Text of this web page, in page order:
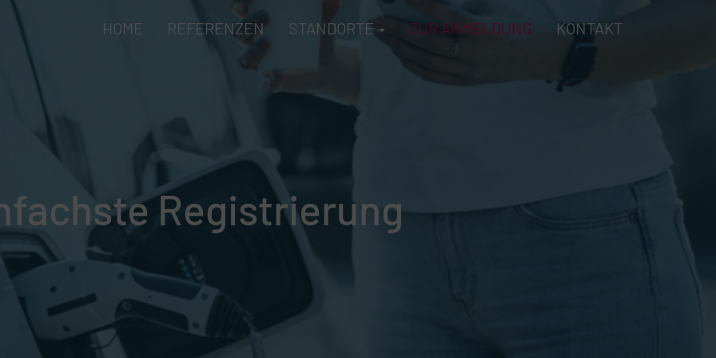
HOME REFERENZEN STANDORTE ZUR ANMELDUNG KONTAKT
Registrierung